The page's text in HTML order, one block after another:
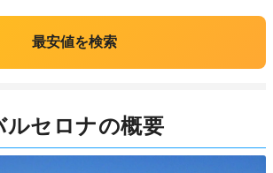
最安値を検索
ルセロナの概要